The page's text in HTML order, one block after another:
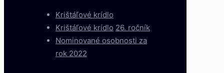
Krištáľové krídlo
Krištáľové krídlo 26. ročník
Nominované osobnosti za
rok 2022